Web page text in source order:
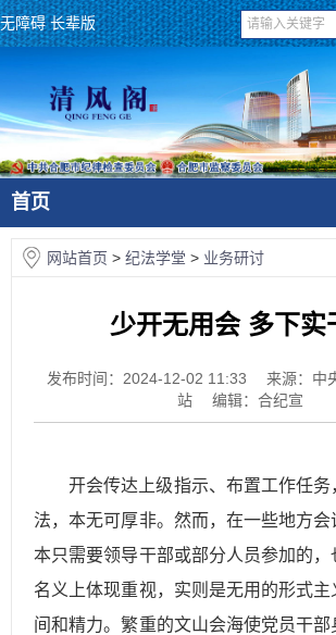
无障碍 长辈版
首页
网站首页 > 纪法学堂 > 业务研讨
少开无用会 多下实
发布时间：2024-12-02 11:33
来源：中
站
编辑：合纪宣
开会传达上级指示、布置工作任务
法，本无可厚非。然而，在一些地方
本只需要领导干部或部分人员参加的，
名义上体现重视，实则是无用的形式
间和精力。繁重的文山会海使党员干